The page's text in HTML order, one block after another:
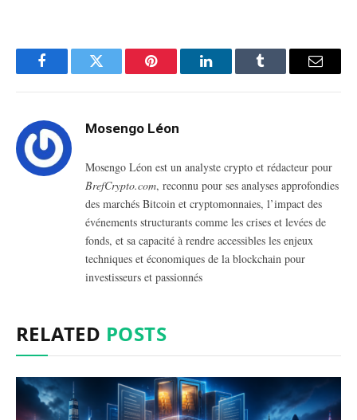
FacebookTwitter Pinterest LinkedInTumblr Email
Mosengo Léon
Mosengo Léon est un analyste crypto et rédacteur pour
BrefCrypto.com, reconnu pour ses analyses approfondies
des marchés Bitcoin et cryptomonnaies, l’impact des
événements structurants comme les crises et levées de
fonds, et sa capacité à rendre accessibles les enjeux
techniques et économiques de la blockchain pour
investisseurs et passionnés
RELATED POSTS